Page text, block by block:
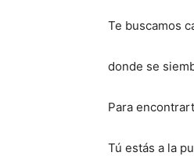
Te buscamos
donde se
Para
Tú estás a la